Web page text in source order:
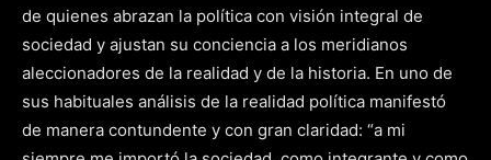
de quienes abrazan la política con visión integral de
sociedad y ajustan su conciencia a los meridianos
aleccionadores de la realidad y de la historia. En uno de
sus habituales análisis de la realidad política manifestó
de manera contundente y con gran claridad: “a mi